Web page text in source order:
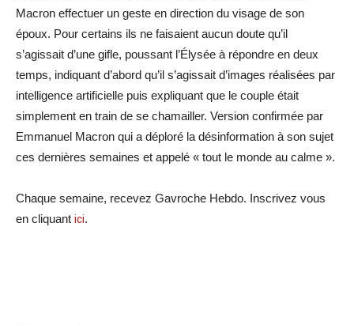
Macron effectuer un geste en direction du visage de son
époux. Pour certains ils ne faisaient aucun doute qu’il
s’agissait d’une gifle, poussant l’Élysée à répondre en deux
temps, indiquant d’abord qu’il s’agissait d’images réalisées par
intelligence artificielle puis expliquant que le couple était
simplement en train de se chamailler. Version confirmée par
Emmanuel Macron qui a déploré la désinformation à son sujet
ces dernières semaines et appelé « tout le monde au calme ».
Chaque semaine, recevez Gavroche Hebdo. Inscrivez vous
en cliquant ici.